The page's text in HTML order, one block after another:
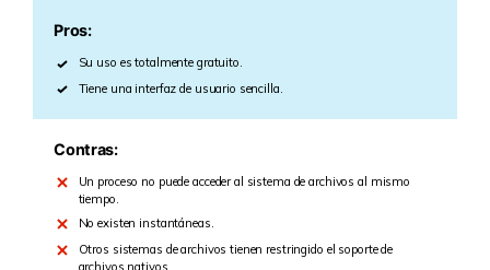
Pros:
Su uso es totalmente gratuito.
Tiene una interfaz de usuario sencilla.
Contras:
Un proceso no puede acceder al sistema de archivos al mismo
tiempo.
No existen instantáneas.
Otros sistemas de archivos tienen restringido el soporte de
archivos nativos.